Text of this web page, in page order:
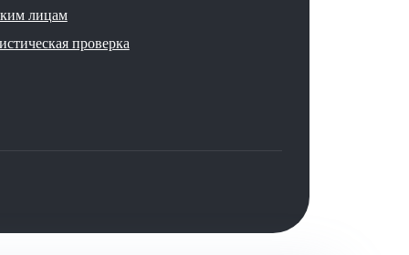
лицам
проверка